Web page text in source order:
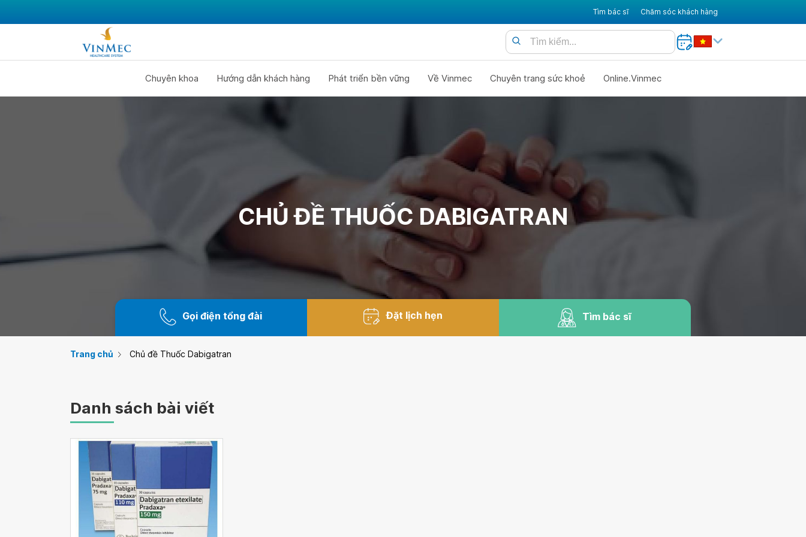
Tìm bác sĩ Chăm sóc khách hàng
Chuyên khoa Hướng dẫn khách hàng Phát triển bền vững Về Vinmec Chuyên trang sức khoẻ Online.Vinmec
CHỦ ĐỀ THUỐC DABIGATRAN
Gọi điện tổng đài Đặt lịch hẹn Tìm bác sĩ
Trang chủ Chủ đề Thuốc Dabigatran
Danh sách bài viết